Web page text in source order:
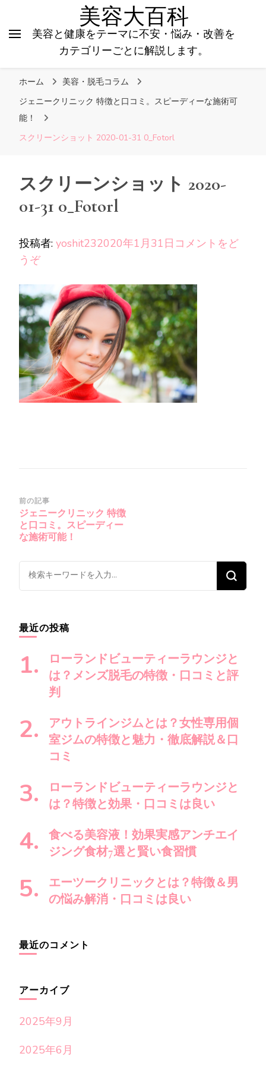
美容大百科
美容と健康をテーマに不安・悩み・改善を
カテゴリーごとに解説します。
ホーム
美容・脱毛コラム
ジェニークリニック 特徴と口コミ。スピーディーな施術可
能！
スクリーンショット 2020-01-31 0_Fotorl
スクリーンショット 2020-
01-31 0_Fotorl
投稿者: yoshit232020年1月31日 コメントをど
うぞ(ス
リ
ー
ン
シ
ョ
ッ
ト
投
稿
ナ
ゲ
ー
ョ
ン
前の記事
ジェニークリニック 特徴
と口コミ。スピーディー
な施術可能！
な
に
お
探
し
で
?
最近の投稿
ローランドビューティーラウンジと
は？メンズ脱毛の特徴・口コミと評
判
アウトラインジムとは？女性専用個
室ジムの特徴と魅力・徹底解説＆口
コミ
ローランドビューティーラウンジと
は？特徴と効果・口コミは良い
食べる美容液！効果実感アンチエイ
ジング食材7選と賢い食習慣
エーツークリニックとは？特徴＆男
の悩み解消・口コミは良い
最近のコメント
アーカイブ
2025年9月
2025年6月